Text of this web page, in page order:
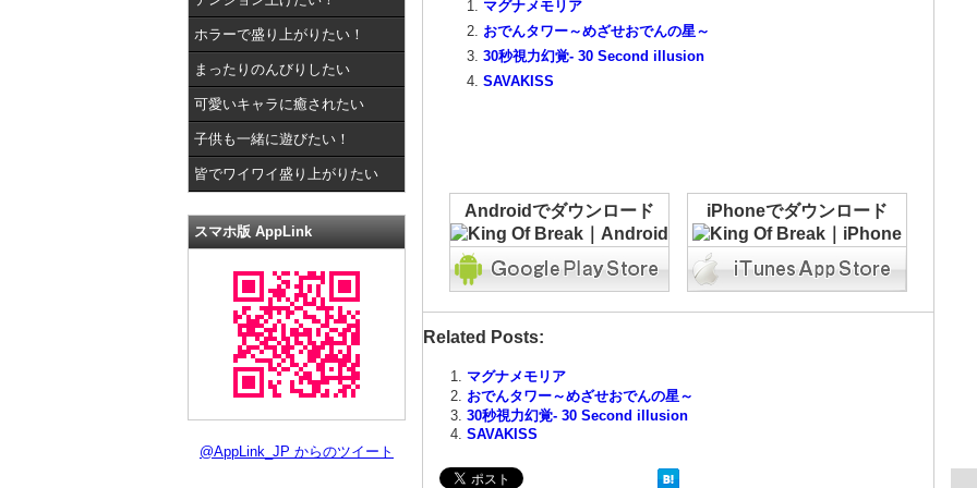
ホラーで盛り上がりたい！
まったりのんびりしたい
可愛いキャラに癒されたい
子供も一緒に遊びたい！
皆でワイワイ盛り上がりたい
スマホ版 AppLink
@AppLink_JP からのツイート
マグナメモリア
おでんタワー～めざせおでんの星～
30秒視力幻覚- 30 Second illusion
SAVAKISS
Androidでダウンロード iPhoneでダウンロード
Related Posts:
マグナメモリア
おでんタワー～めざせおでんの星～
30秒視力幻覚- 30 Second illusion
SAVAKISS